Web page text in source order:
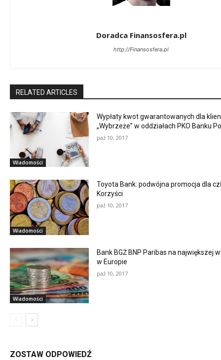
Doradca Finansosfera.pl
http://Finansosfera.pl
RELATED ARTICLES
Wiadomości
Wypłaty kwot gwarantowanych dla
„Wybrzeże” w oddziałach PKO Banku
paź 10, 2017
Wiadomości
Toyota Bank: podwójna promocja dla
Korzyści
paź 10, 2017
Wiadomości
Bank BGŻ BNP Paribas na największej
w Europie
paź 10, 2017
ZOSTAW ODPOWIEDŹ